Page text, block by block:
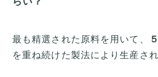
最も精選された原料を用いて、
を重ね続けた製法により生産され